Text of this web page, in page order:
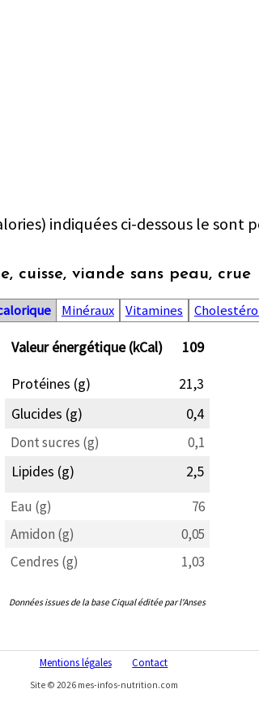
indiquées ci-dessous le sont
cuisse, viande sans peau, crue
Minéraux Vitamines
Valeur énergétique (kCal)
109
Protéines (g)
21,3
Glucides (g)
0,4
Dont sucres (g) 0,1
Lipides (g) 2,5
Eau (g)
76
Amidon (g)
0,05
Cendres (g)
1,03
Données issues de la base Ciqual éditée par l'Anses
Mentions légales Contact
Site © 2026 mes-infos-nutrition.com